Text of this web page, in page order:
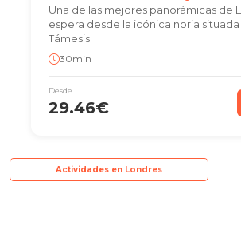
Una de las mejores panorámicas de
espera desde la icónica noria situada
Támesis
30min
Desde
29.46€
Actividades en Londres